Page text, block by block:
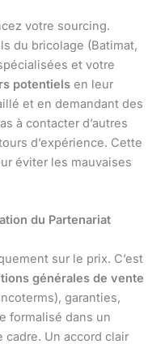
votre sourcing.
du bricolage (Batimat,
et votre
potentiels en leur
et en demandant des
à contacter d’autres
d’expérience. Cette
éviter les mauvaises
du Partenariat
sur le prix. C’est
générales de vente
garanties,
formalisé dans un
Un accord clair